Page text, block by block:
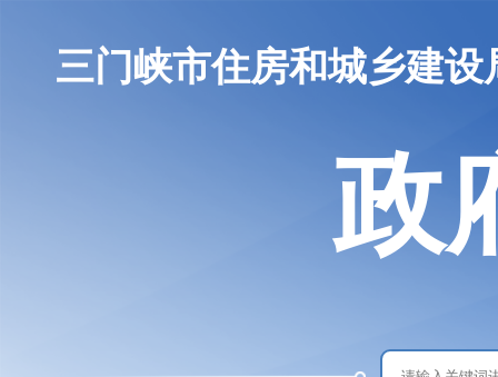
三门峡市住房和城乡建设
政